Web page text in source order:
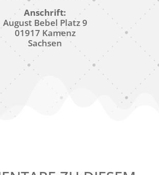
Anschrift:
August Bebel Platz 9
01917 Kamenz
Sachsen